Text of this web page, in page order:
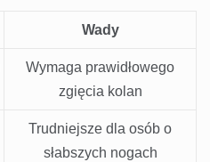
Wady
Wymaga prawidłowego
zgięcia kolan
Trudniejsze dla osób o
słabszych nogach